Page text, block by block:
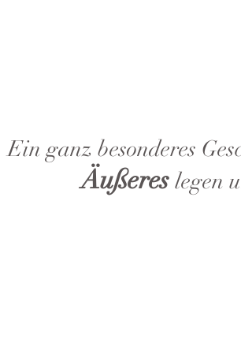
Ein ganz besonderes
Äußereslegen